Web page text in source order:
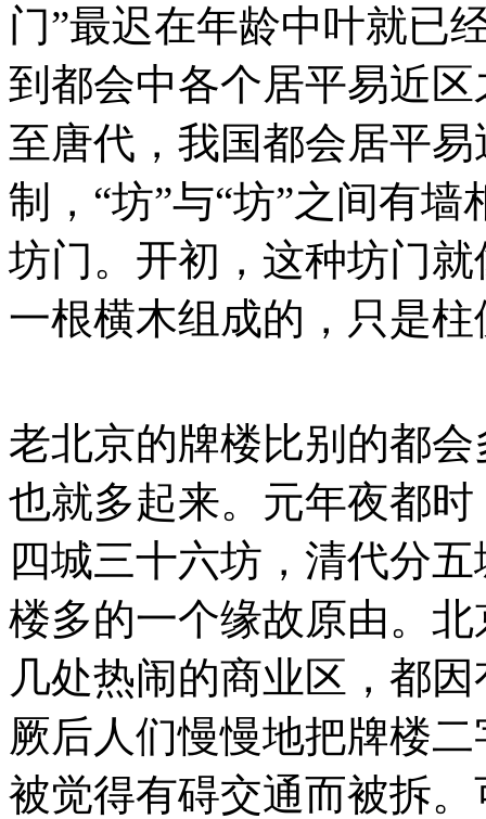
门”最迟在年龄中叶就已
到都会中各个居平易近
至唐代，我国都会居平
制，“坊”与“坊”之间有
坊门。开初，这种坊门
一根横木组成的，只是
老北京的牌楼比别的都
也就多起来。元年夜都
四城三十六坊，清代分
楼多的一个缘故原由。
几处热闹的商业区，都
厥后人们慢慢地把牌楼
被觉得有碍交通而被拆